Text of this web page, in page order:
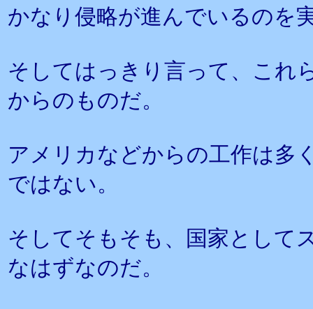
かなり侵略が進んでいるのを
そしてはっきり言って、これ
からのものだ。
アメリカなどからの工作は多
ではない。
そしてそもそも、国家として
なはずなのだ。